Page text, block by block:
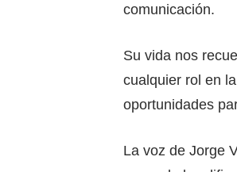
comunicación.
Su vida nos
cualquier rol en
oportunidades
La voz de Jorge